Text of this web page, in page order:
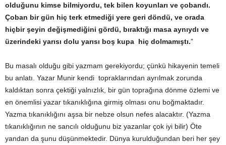
olduğunu kimse bilmiyordu, tek bilen koyunları ve çobandı.
Çoban bir gün hiç terk etmediği yere geri döndü, ve orada
hiçbir şeyin değişmediğini gördü, bıraktığı masa aynıydı ve
üzerindeki yarısı dolu yarısı boş kupa hiç dolmamıştı.”
Bu masalı olduğu gibi yazmam gerekiyordu; çünkü hikayenin temeli
bu anlatı. Yazar Munir kendi topraklarından ayrılmak zorunda
kaldıktan sonra çektiği yalnızlık, bir gün toprağına dönme özlemi ve
en önemlisi yazar tıkanıklığına girmiş olması onu boğmaktadır.
Yazma tıkanıklığını aşsa bir nebze olsun nefes alacaktır. (Yazma
tıkanıklığının ne sancılı olduğunu biz yazanlar çok iyi bilir) Öte
yandan da şunu düşünmektedir. Dünya kurulduğundan beri her şey